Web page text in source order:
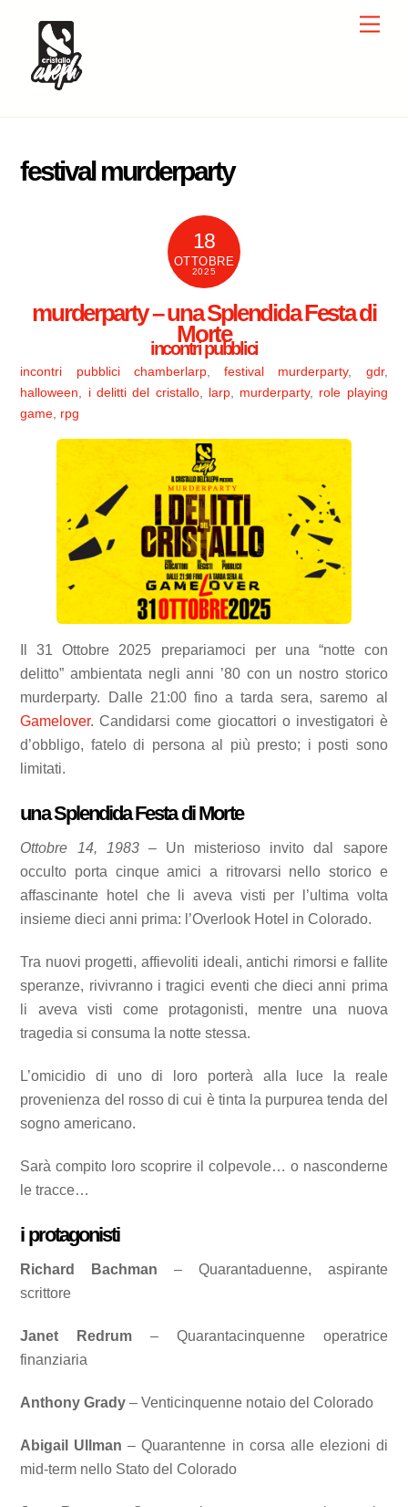
content
festival murderparty
18
OTTOBRE
2025
murderparty – una Splendida Festa di
Morte
incontri pubblici
incontri pubblici chamberlarp,festival murderparty, gdr,
halloween
i delitti del cristallo, larp, murderparty, role playing
game rpg
Il 31 Ottobre 2025 prepariamoci per una “notte con
delitto” ambientata negli anni ’80 con un nostro storico
murderparty. Dalle 21:00 fino a tarda sera, saremo al
Gamelover. Candidarsi come giocattori o investigatori è
d’obbligo, fatelo di persona al più presto; i posti sono
limitati.
una Splendida Festa di Morte
Ottobre 14, 1983– Un misterioso invito dal sapore
occulto porta cinque amici a ritrovarsi nello storico e
affascinante hotel che li aveva visti per l’ultima volta
insieme dieci anni prima: l’Overlook Hotel in Colorado.
Tra nuovi progetti, affievoliti ideali, antichi rimorsi e fallite
speranze, rivivranno i tragici eventi che dieci anni prima
li aveva visti come protagonisti, mentre una nuova
tragedia si consuma la notte stessa.
L’omicidio di uno di loro porterà alla luce la reale
provenienza del rosso di cui è tinta la purpurea tenda del
sogno americano.
Sarà compito loro scoprire il colpevole… o nasconderne
le tracce…
i protagonisti
Richard Bachman – Quarantaduenne, aspirante
scrittore
Janet Redrum – Quarantacinquenne operatrice
finanziaria
Anthony Grady – Venticinquenne notaio del Colorado
Abigail Ullman – Quarantenne in corsa alle elezioni di
mid-term nello Stato del Colorado